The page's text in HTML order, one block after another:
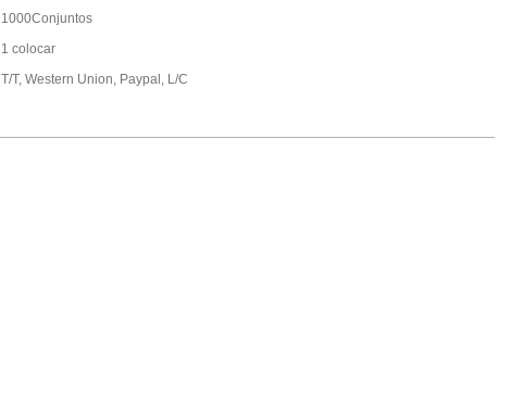
1000Conjuntos
1 colocar
T/T, Western Union, Paypal, L/C